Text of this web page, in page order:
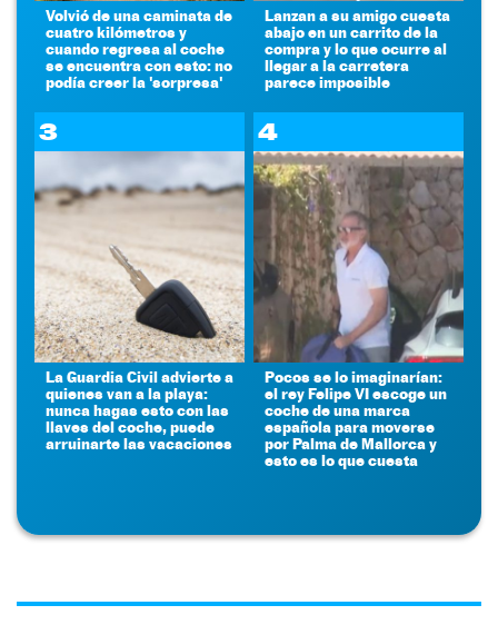
Volvió de una caminata de
cuatro kilómetros y
cuando regresa al coche
se encuentra con esto: no
podía creer la 'sorpresa'
Lanzan a su amigo cuesta
abajo en un carrito de la
compra y lo que ocurre al
llegar a la carretera
parece imposible
3
La Guardia Civil advierte a
quienes van a la playa:
nunca hagas esto con las
llaves del coche, puede
arruinarte las vacaciones
4
Pocos se lo imaginarían:
el rey Felipe VI escoge un
coche de una marca
española para moverse
por Palma de Mallorca y
esto es lo que cuesta